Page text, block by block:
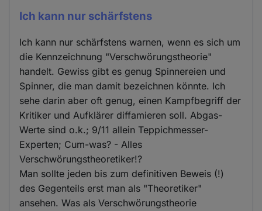
Ich kann nur schärfstens
Ich kann nur schärfstens warnen, wenn es sich um
die Kennzeichnung "Verschwörungstheorie"
handelt. Gewiss gibt es genug Spinnereien und
Spinner, die man damit bezeichnen könnte. Ich
sehe darin aber oft genug, einen Kampfbegriff der
Kritiker und Aufklärer diffamieren soll. Abgas-
Werte sind o.k.; 9/11 allein Teppichmesser-
Experten; Cum-was? - Alles
Verschwörungstheoretiker!?
Man sollte jeden bis zum definitiven Beweis (!)
des Gegenteils erst man als "Theoretiker"
ansehen. Was als Verschwörungstheorie